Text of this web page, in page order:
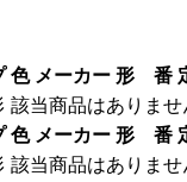
色 メーカー 形 番
該当商品はありませ
色 メーカー 形 番
該当商品はありませ